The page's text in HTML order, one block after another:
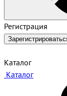
Регистрация
Каталог
Каталог